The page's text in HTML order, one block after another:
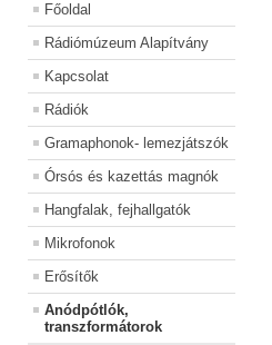
Főoldal
Rádiómúzeum Alapítvány
Kapcsolat
Rádiók
Gramaphonok- lemezjátszók
Órsós és kazettás magnók
Hangfalak, fejhallgatók
Mikrofonok
Erősítők
Anódpótlók,
transzformátorok